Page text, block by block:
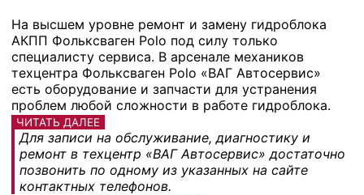
На высшем уровне ремонт и замену гидроблока
АКПП Фольксваген Polo под силу только
специалисту сервиса. В арсенале механиков
техцентра Фольксваген Polo «ВАГ Автосервис»
есть оборудование и запчасти для устранения
проблем любой сложности в работе гидроблока.
ЧИТАТЬ ДАЛЕЕ
Для записи на обслуживание, диагностику и
ремонт в техцентр «ВАГ Автосервис» достаточно
позвонить по одному из указанных на сайте
контактных телефонов.